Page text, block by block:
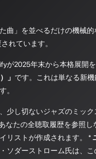
曲」を並べるだけの機械
れています。
が2025年末から本格展開
」 です。これは単なる新
。
少し切ないジャズのミッ
なたの全聴取履歴を参照
リストが作成されます。 *
ソダーストローム氏は、